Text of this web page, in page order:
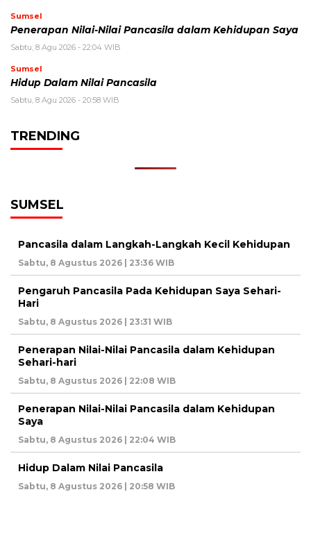
Sumsel
Penerapan Nilai-Nilai Pancasila dalam Kehidupan Saya
Sabtu, 8 Agu 2026 - 22:04 WIB
Sumsel
Hidup Dalam Nilai Pancasila
Sabtu, 8 Agu 2026 - 20:58 WIB
TRENDING
SUMSEL
Pancasila dalam Langkah-Langkah Kecil Kehidupan
Sabtu, 8 Agustus 2026 | 23:36 WIB
Pengaruh Pancasila Pada Kehidupan Saya Sehari-
Hari
Sabtu, 8 Agustus 2026 | 23:31 WIB
Penerapan Nilai-Nilai Pancasila dalam Kehidupan
Sehari-hari
Sabtu, 8 Agustus 2026 | 22:08 WIB
Penerapan Nilai-Nilai Pancasila dalam Kehidupan
Saya
Sabtu, 8 Agustus 2026 | 22:04 WIB
Hidup Dalam Nilai Pancasila
Sabtu, 8 Agustus 2026 | 20:58 WIB